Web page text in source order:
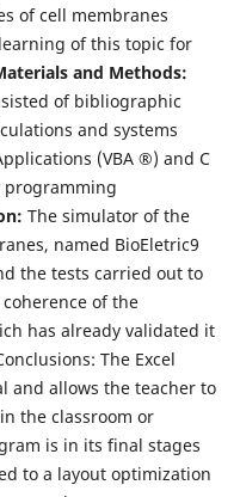
of cell membranes
of this topic for
and Methods:
of bibliographic
and systems
(VBA ®) and C
The simulator of the
named BioEletric9
the tests carried out to
of the
has already validated it
The Excel
and allows the teacher to
the classroom or
is in its final stages
to a layout optimization